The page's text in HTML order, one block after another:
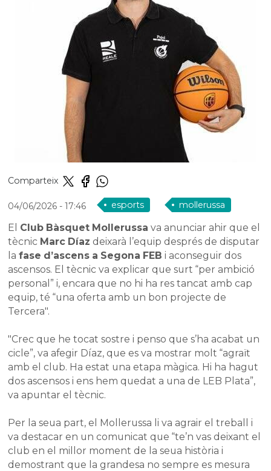
Comparteix
04/06/2026- 17:46 esports mollerussa
El Club Bàsquet Mollerussa va anunciar ahir que el
tècnic Marc Díaz deixarà l’equip després de disputar
lafase d’ascens a Segona FEB i aconseguir dos
ascensos. El tècnic va explicar que surt “per ambició
personal” i, encara que no hi ha res tancat amb cap
equip, té “una oferta amb un bon projecte de
Tercera".
"Crec que he tocat sostre i penso que s’ha acabat un
cicle”, va afegir Díaz, que es va mostrar molt “agraït
amb el club. Ha estat una etapa màgica. Hi ha hagut
dos ascensos i ens hem quedat a una de LEB Plata”,
va apuntar el tècnic.
Per la seua part, el Mollerussa li va agrair el treball i
va destacar en un comunicat que “te’n vas deixant el
club en el millor moment de la seua història i
demostrant que la grandesa no sempre es mesura